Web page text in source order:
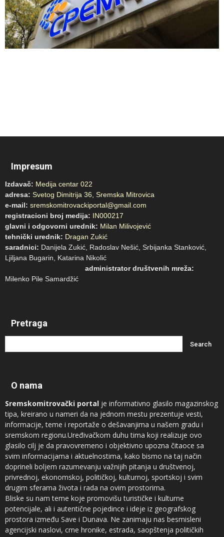
Impresum
Izdavač: Medija centar 022
adresa: Svetog Dimitrija 36, Sremska Mitrovica
e-mail: sremskomitrovackiportal@gmail.com
registracioni broj medija: IN000217
glavni i odgovorni urednik: Milan Milivojević
tehnički urednik: Dragan Zukić
saradnici: Danijela Zukić, Radoslav Nešić, Srbijanka Stanković,
Ljiljana Bugarin, Katarina Nikolić
administrator društvenih mreža:
Milenko Pile Samardžić
Pretraga
O nama
Sremskomitrovački portal je informativno glasilo magazinskog
tipa, kreirano u nameri da na jednom mestu prezentuje vesti,
informacije, teme i reportaže o dešavanjima u našem gradu i
sremskom regionu.Uređivačkom duhu tima koji realizuje ovo
glasilo cilj je da pravovremeno i objektivno upozna čitaoce sa
svim informacijama i aktuelnostima, kako bismo na taj način
doprineli boljem razumevanju važnijih pitanja u društvenoj,
privrednoj, ekonomskoj, političkoj, kulturnoj, sportskoj i svim
drugim sferama života i rada na ovim prostorima.
Bliske su nam teme koje promovišu turističke i kulturne
potencijale, ali i autentične pojedince i ideje iz geografskog
prostora između Save i Dunava. Ne zanimaju nas besmisleni
agencijski naslovi, crne hronike, estrada, saopštenja političkih